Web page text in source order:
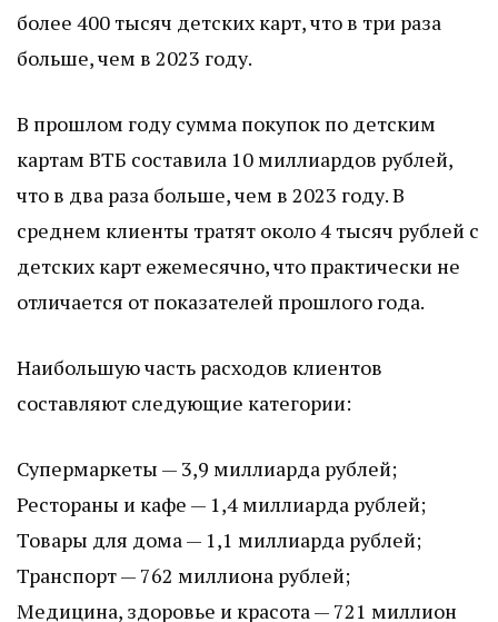
более 400 тысяч детских карт, что в три раза
больше, чем в 2023 году.
В прошлом году сумма покупок по детским
картам ВТБ составила 10 миллиардов рублей,
что в два раза больше, чем в 2023 году. В
среднем клиенты тратят около 4 тысяч рублей с
детских карт ежемесячно, что практически не
отличается от показателей прошлого года.
Наибольшую часть расходов клиентов
составляют следующие категории:
Супермаркеты — 3,9 миллиарда рублей;
Рестораны и кафе — 1,4 миллиарда рублей;
Товары для дома — 1,1 миллиарда рублей;
Транспорт — 762 миллиона рублей;
Медицина, здоровье и красота — 721 миллион